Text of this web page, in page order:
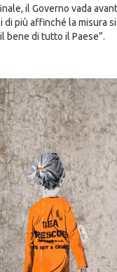
il Governo vada
di più affinché la misura
bene di tutto il Paese”.